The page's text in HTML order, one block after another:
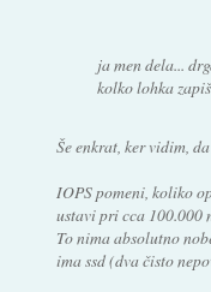
ja men dela...
kolko lohka
Še enkrat, ker vidim,
IOPS pomeni, koliko
ustavi pri cca 100.000
To nima absolutno
ima ssd (dva čisto